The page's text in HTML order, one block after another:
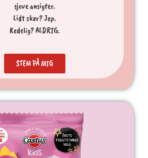
sjove ansigter.
Lidt skør? Jep.
Kedelig? ALDRIG.
STEM PÅ MIG